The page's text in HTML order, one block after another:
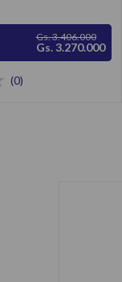
Gs. 3.406.000
Gs. 3.270.000
(0)